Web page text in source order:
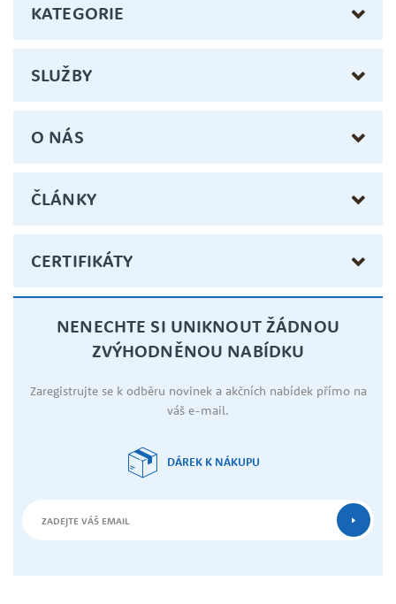
KATEGORIE
SLUŽBY
O NÁS
ČLÁNKY
CERTIFIKÁTY
NENECHTE SI UNIKNOUT ŽÁDNOU
ZVÝHODNĚNOU NABÍDKU
Zaregistrujte se k odběru novinek a akčních nabídek přímo na
váš e-mail.
DÁREK K NÁKUPU